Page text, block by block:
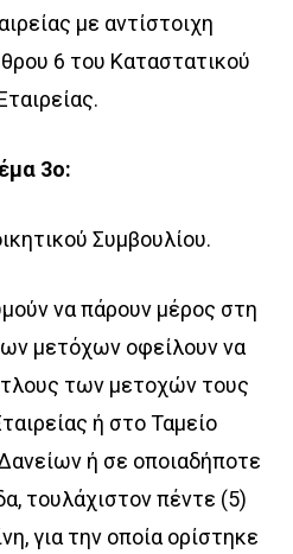
με αντίστοιχη
6 του Καταστατικού
3ο:
Συμβουλίου.
να πάρουν μέρος στη
μετόχων οφείλουν να
των μετοχών τους
ή στο Ταμείο
ή σε οποιαδήποτε
τουλάχιστον πέντε (5)
για την οποία ορίστηκε